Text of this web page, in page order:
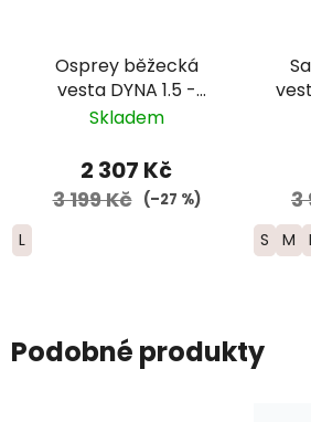
Osprey běžecká
vesta DYNA 1.5 -
dámská - šedá
Skladem
2 307 Kč
3 199 Kč (–27 %)
L
3
S M
Podobné produkty